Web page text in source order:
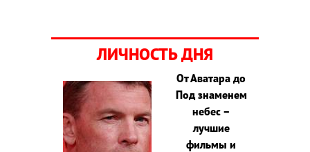
ЛИЧНОСТЬ ДНЯ
От Аватара до
Под знаменем
небес –
лучшие
фильмы и